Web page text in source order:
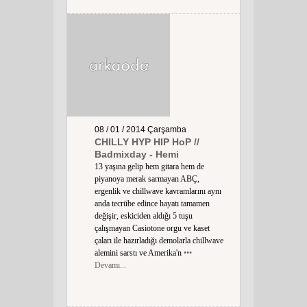
08 / 01 / 2014 Çarşamba
CHILLY HYP HIP HoP //
Badmixday - Hemi
13 yaşına gelip hem gitara hem de
piyanoya merak sarmayan ABÇ,
ergenlik ve chillwave kavramlarını aynı
anda tecrübe edince hayatı tamamen
değişir, eskiciden aldığı 5 tuşu
çalışmayan Casiotone orgu ve kaset
çaları ile hazırladığı demolarla chillwave
alemini sarstı ve Amerika'n •••
Devamı...